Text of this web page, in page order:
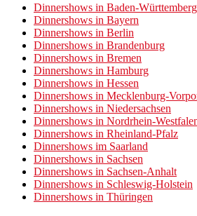
Dinnershows in Baden-Württemberg
Dinnershows in Bayern
Dinnershows in Berlin
Dinnershows in Brandenburg
Dinnershows in Bremen
Dinnershows in Hamburg
Dinnershows in Hessen
Dinnershows in Mecklenburg-
Dinnershows in Niedersachsen
Dinnershows in Nordrhein-
Dinnershows in Rheinland-Pfalz
Dinnershows im Saarland
Dinnershows in Sachsen
Dinnershows in Sachsen-Anhalt
Dinnershows in Schleswig-Holstein
Dinnershows in Thüringen